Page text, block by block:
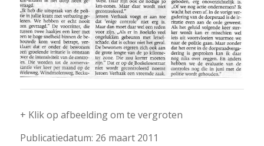
+ Klik op afbeelding om te vergroten
Publicatiedatum: 26 maart 2011